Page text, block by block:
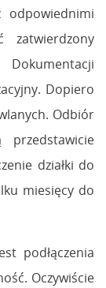
zatwierdzony
Dopiero
Odbiór
przedstawicie
działki do
miesięcy do
podłączenia
Oczywiście